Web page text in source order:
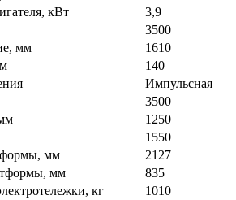
кВт
3,9
3500
мм
1610
140
Импульсная
3500
1250
1550
мм
2127
мм
835
кг
1010